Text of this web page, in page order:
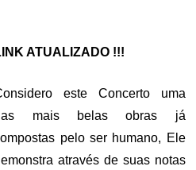
ATUALIZADO !!!
este Concerto uma
mais belas obras já
pelo ser humano, Ele
através de suas notas